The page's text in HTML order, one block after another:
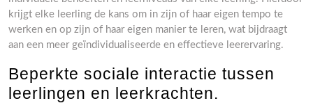
krijgt elke leerling de kans om in zijn of haar eigen tempo te
werken en op zijn of haar eigen manier te leren, wat bijdraagt
aan een meer geïndividualiseerde en effectieve leerervaring.
Beperkte sociale interactie tussen
leerlingen en leerkrachten.